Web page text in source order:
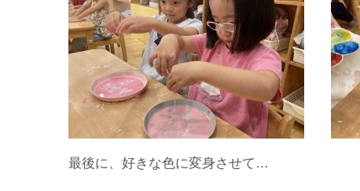
最後に、好きな色に変身させて…